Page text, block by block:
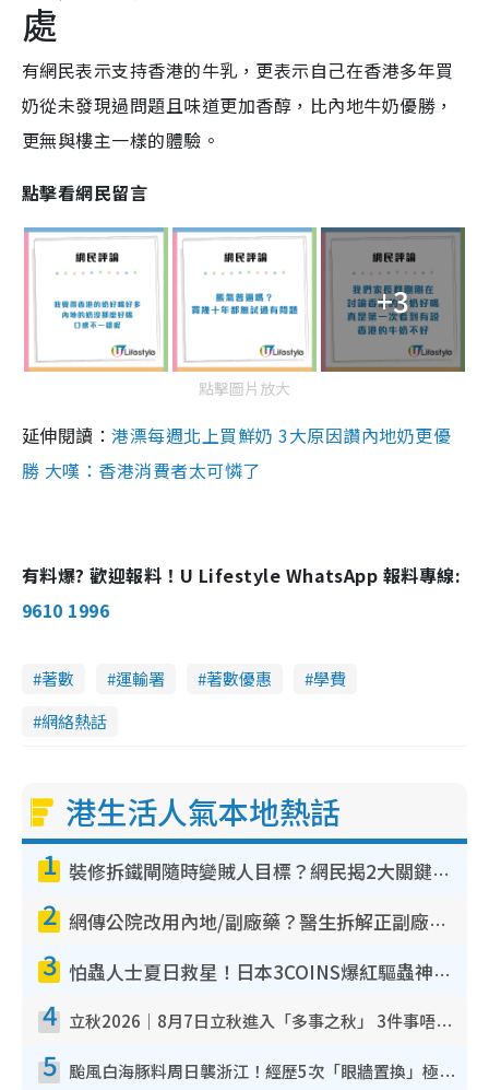
處
有網民表示支持香港的牛乳，更表示自己在香港多年買
奶從未發現過問題且味道更加香醇，比內地牛奶優勝，
更無與樓主一樣的體驗。
點擊看網民留言
+3
點擊圖片放大
延伸閱讀：港漂每週北上買鮮奶 3大原因讚內地奶更優
勝 大嘆：香港消費者太可憐了
有料爆? 歡迎報料！U Lifestyle WhatsApp 報料專線:
9610 1996
著數 運輸署 著數優惠
學費
網絡熱話
港生活人氣本地熱話
1 裝修拆鐵閘隨時變賊人目標？網民揭2大關鍵用途：裝新式等於白裝？附新舊鐵閘分別
2 網傳公院改用內地/副廠藥？醫生拆解正副廠分別 揭4類人換藥隨時出事
3 怕蟲人士夏日救星！日本3COINS爆紅驅蟲神器$45起 1招「全程免觸碰」輕鬆搞定小強
4 立秋2026｜8月7日立秋進入「多事之秋」 3件事唔做得！專家教6招開運 清枱頭／銀包納氣接好運
5 颱風白海豚料周日襲浙江！經歷5次「眼牆置換」極罕見 成登陸內地最長途颱風